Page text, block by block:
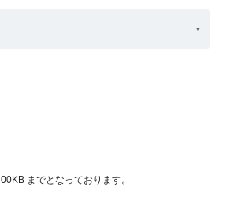
までとなっております。